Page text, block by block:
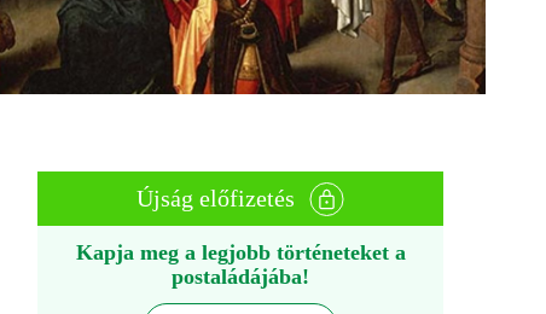
Újság előfizetés
Kapja meg a legjobb történeteket a
postaládájába!